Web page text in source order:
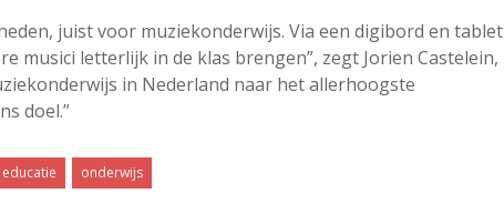
juist voor muziekonderwijs. Via een digibord en tablet
musici letterlijk in de klas brengen”, zegt Jorien Castelein,
in Nederland naar het allerhoogste
doel.”
educatie onderwijs